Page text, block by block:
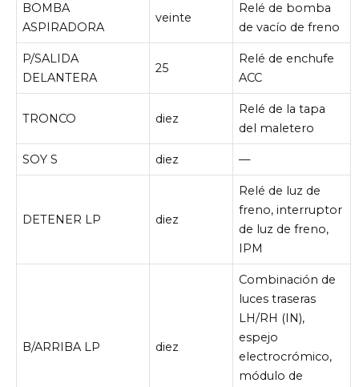
BOMBA
ASPIRADORA
veinte
Relé de bomba
de vacío de freno
P/SALIDA
DELANTERA
25
Relé de enchufe
ACC
TRONCO diez
Relé de la tapa
del maletero
SOY S diez —
DETENER LP diez
Relé de luz de
freno, interruptor
de luz de freno,
IPM
B/ARRIBA LP diez
Combinación de
luces traseras
LH/RH (IN),
espejo
electrocrómico,
módulo de